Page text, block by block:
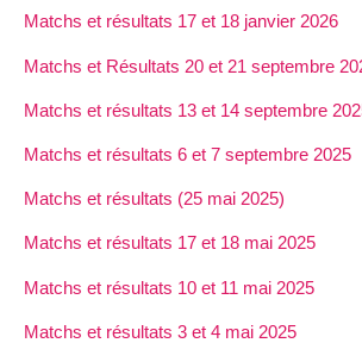
Matchs et résultats 17 et 18 janvier 2026
Matchs et Résultats 20 et 21 septembre
Matchs et résultats 13 et 14 septembre
Matchs et résultats 6 et 7 septembre 2025
Matchs et résultats (25 mai 2025)
Matchs et résultats 17 et 18 mai 2025
Matchs et résultats 10 et 11 mai 2025
Matchs et résultats 3 et 4 mai 2025